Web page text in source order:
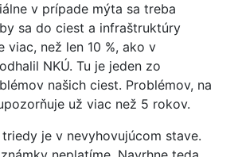
v prípade mýta sa treba
sa do ciest a infraštruktúry
viac, než len 10 %, ako v
NKÚ. Tu je jeden zo
našich ciest. Problémov, na
už viac než 5 rokov.
je v nevyhovujúcom stave.